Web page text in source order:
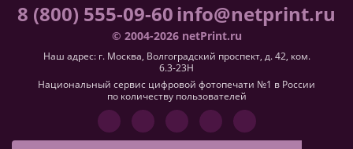
8 (800) 555-09-60info@netprint.ru
© 2004-2026 netPrint.ru
Наш адрес: г. Москва, Волгоградский проспект, д. 42, ком.
6.3-23H
Национальный сервис цифровой фотопечати №1 в России
по количеству пользователей